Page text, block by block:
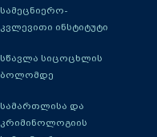
სამეცნიერო-
კვლევითი ინსტიტუტი
სწავლა სიცოცხლის
ბოლომდე
სამართლისა და
კრიმინოლოგიის